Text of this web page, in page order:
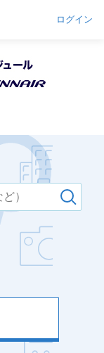
ログイン